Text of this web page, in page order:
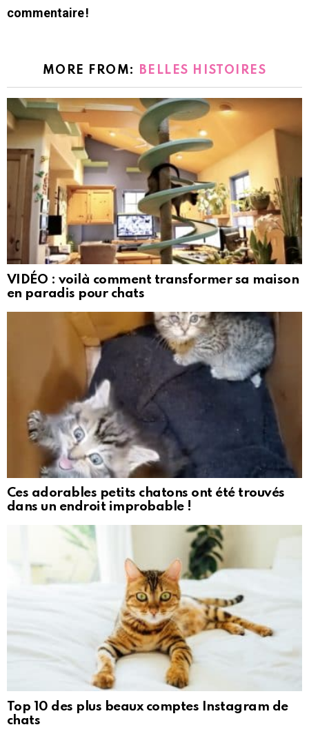
commentaire !
MORE FROM: BELLES HISTOIRES
VIDÉO : voilà comment transformer sa maison
en paradis pour chats
Ces adorables petits chatons ont été trouvés
dans un endroit improbable !
Top 10 des plus beaux comptes Instagram de
chats